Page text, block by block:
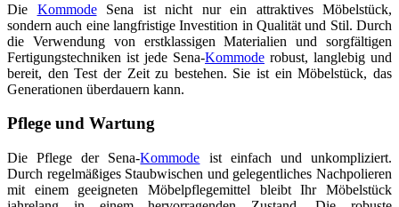
Die KommodeSena ist nicht nur ein attraktives Möbelstück,
sondern auch eine langfristige Investition in Qualität und Stil. Durch
die Verwendung von erstklassigen Materialien und sorgfältigen
Fertigungstechniken ist jede Sena-Kommode robust, langlebig und
bereit, den Test der Zeit zu bestehen. Sie ist ein Möbelstück, das
Generationen überdauern kann.
Pflege und Wartung
Die Pflege der Sena-Kommode ist einfach und unkompliziert.
Durch regelmäßiges Staubwischen und gelegentliches Nachpolieren
mit einem geeigneten Möbelpflegemittel bleibt Ihr Möbelstück